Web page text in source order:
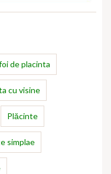
de placinta
cu visine
Plăcinte
simplae